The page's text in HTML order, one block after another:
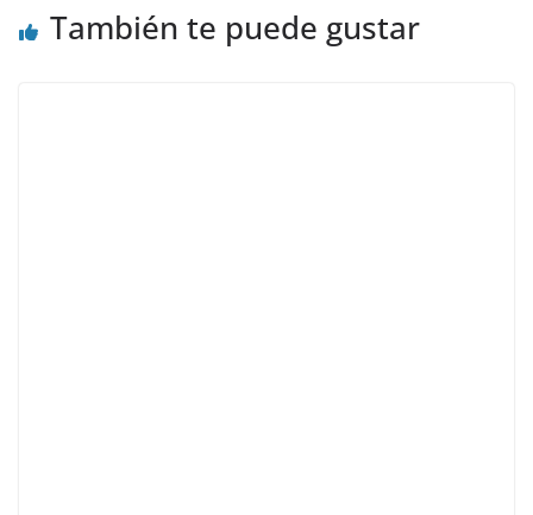
También te puede gustar